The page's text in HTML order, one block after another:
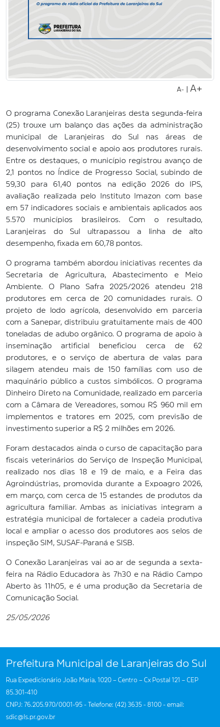
A- A+
O programa Conexão Laranjeiras desta segunda-feira
(25) trouxe um balanço das ações da administração
municipal de Laranjeiras do Sul nas áreas de
desenvolvimento social e apoio aos produtores rurais.
Entre os destaques, o município registrou avanço de
2,1 pontos no Índice de Progresso Social, subindo de
59,30 para 61,40 pontos na edição 2026 do IPS,
avaliação realizada pelo Instituto Imazon com base
em 57 indicadores sociais e ambientais aplicados aos
5.570 municípios brasileiros. Com o resultado,
Laranjeiras do Sul ultrapassou a linha de alto
desempenho, fixada em 60,78 pontos.
O programa também abordou iniciativas recentes da
Secretaria de Agricultura, Abastecimento e Meio
Ambiente. O Plano Safra 2025/2026 atendeu 218
produtores em cerca de 20 comunidades rurais. O
projeto de lodo agrícola, desenvolvido em parceria
com a Sanepar, distribuiu gratuitamente mais de 400
toneladas de adubo orgânico. O programa de apoio à
inseminação artificial beneficiou cerca de 62
produtores, e o serviço de abertura de valas para
silagem atendeu mais de 150 famílias com uso de
maquinário público a custos simbólicos. O programa
Dinheiro Direto na Comunidade, realizado em parceria
com a Câmara de Vereadores, somou R$ 960 mil em
implementos e tratores em 2025, com previsão de
investimento superior a R$ 2 milhões em 2026.
Foram destacados ainda o curso de capacitação para
fiscais veterinários do Serviço de Inspeção Municipal,
realizado nos dias 18 e 19 de maio, e a Feira das
Agroindústrias, promovida durante a Expoagro 2026,
em março, com cerca de 15 estandes de produtos da
agricultura familiar. Ambas as iniciativas integram a
estratégia municipal de fortalecer a cadeia produtiva
local e ampliar o acesso dos produtores aos selos de
inspeção SIM, SUSAF-Paraná e SISB.
O Conexão Laranjeiras vai ao ar de segunda a sexta-
feira na Rádio Educadora às 7h30 e na Rádio Campo
Aberto às 11h05, e é uma produção da Secretaria de
Comunicação Social.
25/05/2026
Prefeitura Municipal de Laranjeiras do Sul
Rua Expedicionário João Maria, 1020 – Centro – Cx Postal 121 – CEP
85.301-410
CNPJ: 76.205.970/0001-95 - Telefone: (42) 3635 - 8100 - email:
sdic@ls.pr.gov.br